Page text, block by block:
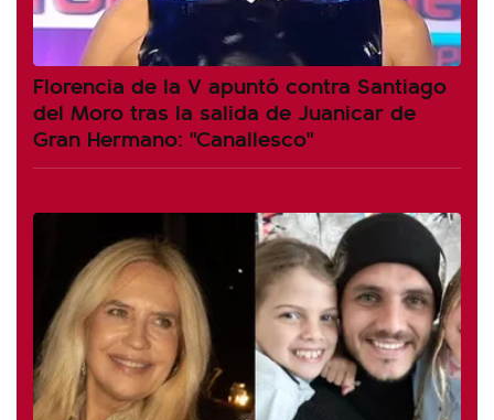
Florencia de la V apuntó contra Santiago
del Moro tras la salida de Juanicar de
Gran Hermano: "Canallesco"